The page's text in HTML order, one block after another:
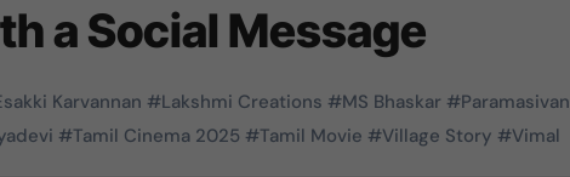
a Social Message
Karvannan #Lakshmi Creations #MS Bhaskar #Paramasivan
#Tamil Cinema 2025 #Tamil Movie #Village Story #Vimal